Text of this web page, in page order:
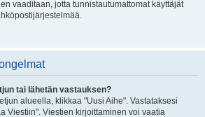
vaaditaan, jotta tunnistautumattomat käyttäjät
tai lähetän vastauksen?
alueella, klikkaa "Uusi Aihe". Vastataksesi
Viestiin". Viestien kirjoittaminen voi vaatia